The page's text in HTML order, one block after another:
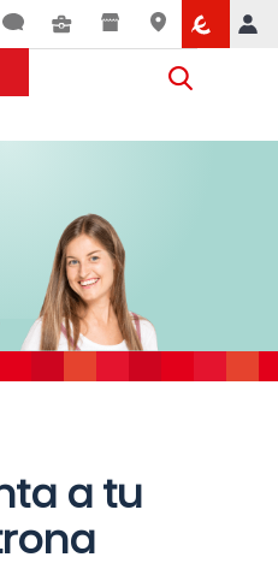
a tu